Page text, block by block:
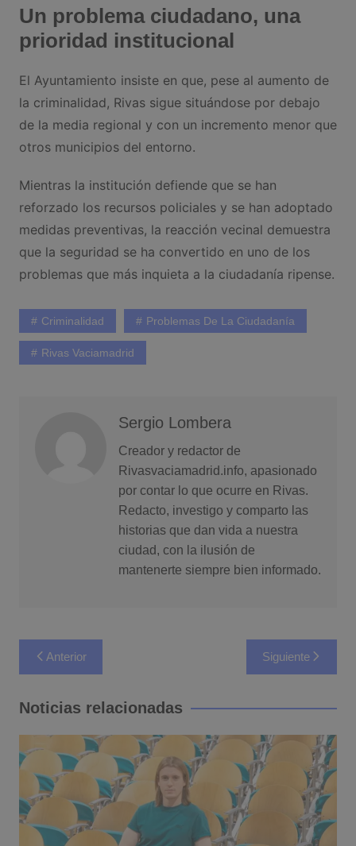
Un problema ciudadano, una
prioridad institucional
El Ayuntamiento insiste en que, pese al aumento de
la criminalidad, Rivas sigue situándose por debajo
de la media regional y con un incremento menor que
otros municipios del entorno.
Mientras la institución defiende que se han
reforzado los recursos policiales y se han adoptado
medidas preventivas, la reacción vecinal demuestra
que la seguridad se ha convertido en uno de los
problemas que más inquieta a la ciudadanía ripense.
Criminalidad Problemas De La Ciudadanía
Rivas Vaciamadrid
Sergio Lombera
Creador y redactor de
Rivasvaciamadrid.info, apasionado
por contar lo que ocurre en Rivas.
Redacto, investigo y comparto las
historias que dan vida a nuestra
ciudad, con la ilusión de
mantenerte siempre bien informado.
Navegación
de
entradas
Anterior Siguiente
Noticias relacionadas